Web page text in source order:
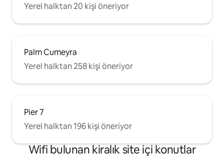
Yerel halktan 20 kişi öneriyor
Palm Cumeyra
Yerel halktan 258 kişi öneriyor
Pier 7
Yerel halktan 196 kişi öneriyor
Wifi bulunan kiralık site içi konutlar